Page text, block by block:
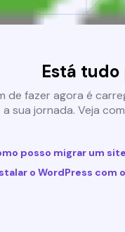
Está
de fazer agora é
a sua jornada. Veja
posso migrar um
o WordPress com